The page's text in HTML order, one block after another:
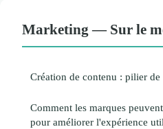
Marketing — Sur le
Création de contenu : pilier
Comment les marques
pour améliorer l'expérience